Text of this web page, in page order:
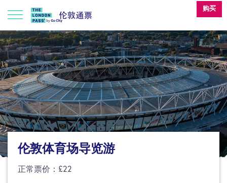
购买
伦敦体育场导览游
正常票价：£22